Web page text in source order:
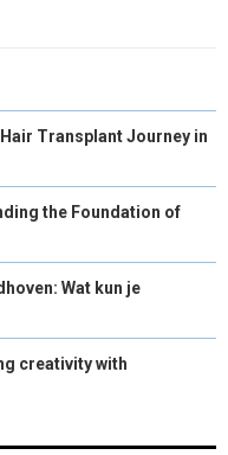
Transplant Journey in
the Foundation of
Wat kun je
creativity with